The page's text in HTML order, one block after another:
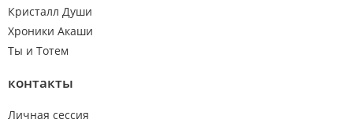
Кристалл Души
Хроники Акаши
Ты и Тотем
контакты
Личная сессия